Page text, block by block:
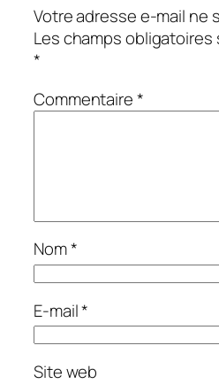
Votre adresse e-mail ne
Les champs
*
Commentaire*
Nom*
E-mail*
Site web